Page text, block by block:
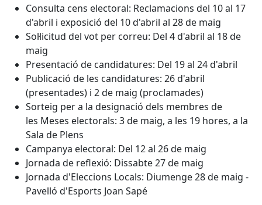
Consulta cens electoral: Reclamacions del 10 al 17
d'abril i exposició del 10 d'abril al 28 de maig
Sol·licitud del vot per correu: Del 4 d'abril al 18 de
maig
Presentació de candidatures: Del 19 al 24 d'abril
Publicació de les candidatures: 26 d'abril
(presentades) i 2 de maig (proclamades)
Sorteig per a la designació dels membres de
les Meses electorals: 3 de maig, a les 19 hores, a la
Sala de Plens
Campanya electoral: Del 12 al 26 de maig
Jornada de reflexió: Dissabte 27 de maig
Jornada d'Eleccions Locals: Diumenge 28 de maig -
Pavelló d'Esports Joan Sapé